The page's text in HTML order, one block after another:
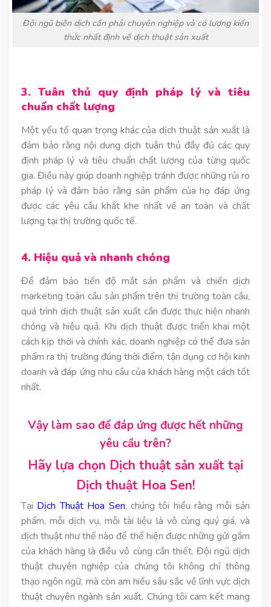
Đội ngũ biên dịch cần phải chuyên nghiệp và có lượng kiến
thức nhất định về dịch thuật sản xuất
3. Tuân thủ quy định pháp lý và tiêu
chuẩn chất lượng
Một yếu tố quan trọng khác của dịch thuật sản xuất là
đảm bảo rằng nội dung dịch tuân thủ đầy đủ các quy
định pháp lý và tiêu chuẩn chất lượng của từng quốc
gia. Điều này giúp doanh nghiệp tránh được những rủi ro
pháp lý và đảm bảo rằng sản phẩm của họ đáp ứng
được các yêu cầu khắt khe nhất về an toàn và chất
lượng tại thị trường quốc tế.
4. Hiệu quả và nhanh chóng
Để đảm bảo tiến độ mắt sản phẩm và chiến dịch
marketing toàn cầu sản phẩm trên thị trường toàn cầu,
quá trình dịch thuật sản xuất cần được thực hiện nhanh
chóng và hiệu quả. Khi dịch thuật được triển khai một
cách kịp thời và chính xác, doanh nghiệp có thể đưa sản
phẩm ra thị trường đúng thời điểm, tận dụng cơ hội kinh
doanh và đáp ứng nhu cầu của khách hàng một cách tốt
nhất.
Vậy làm sao để đáp ứng được hết những
yêu cầu trên?
Hãy lựa chọn Dịch thuật sản xuất tại
Dịch thuật Hoa Sen!
Tại Dịch Thuật Hoa Sen, chúng tôi hiểu rằng mỗi sản
phẩm, mỗi dịch vụ, mỗi tài liệu là vô cùng quý giá, và
dịch thuật như thế nào để thể hiện được những gửi gắm
của khách hàng là điều vô cùng cần thiết. Đội ngũ dịch
thuật chuyên nghiệp của chúng tôi không chỉ thông
thạo ngôn ngữ, mà còn am hiểu sâu sắc về lĩnh vực dịch
thuật chuyên ngành sản xuất. Chúng tôi cam kết mang